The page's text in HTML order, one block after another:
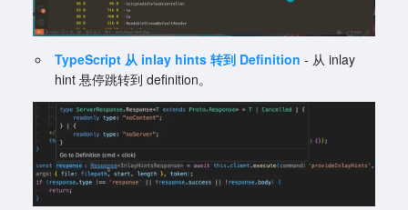
TypeScript 从 inlay hints 转到 Definition - 从 inlay
hint 悬停跳转到 definition。